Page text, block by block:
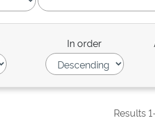
In order
Results